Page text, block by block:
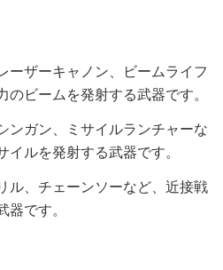
ーザーキャノン、ビームライフ
のビームを発射する武器です。
ンガン、ミサイルランチャーな
イルを発射する武器です。
ル、チェーンソーなど、近接戦
器です。